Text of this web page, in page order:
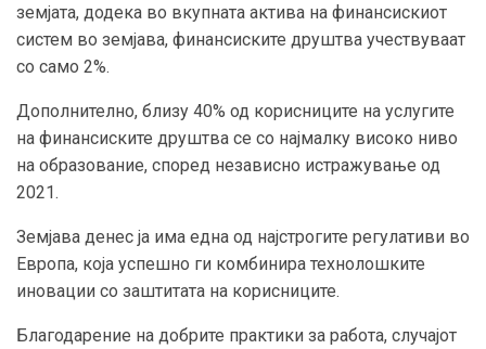
земјата, додека во вкупната актива на финансискиот
систем во земјава, финансиските друштва учествуваат
со само 2%.
Дополнително, близу 40% од корисниците на услугите
на финансиските друштва се со најмалку високо ниво
на образование, според независно истражување од
2021.
Земјава денес ја има една од најстрогите регулативи во
Европа, која успешно ги комбинира технолошките
иновации со заштитата на корисниците.
Благодарение на добрите практики за работа, случајот